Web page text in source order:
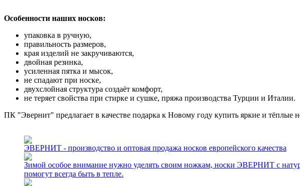
Особенности наших носков:
упаковка в ручную,
правильность размеров,
края изделий не закручиваются,
двойная резинка,
усиленная пятка и мысок,
не спадают при носке,
двухслойная структура создаёт комфорт,
не теряет свойства при стирке и сушке, пряжа производства Турции и Италии.
ПК "Эвернит" предлагает в качестве подарка к Новому году купить яркие и
ЭВЕРНИТ - производство и оптовая продажа носков европейского качества
Зимой особое внимание нужно уделять своим ножкам, носки ЭВЕРНИТ с
помогут всегда быть в тепле.